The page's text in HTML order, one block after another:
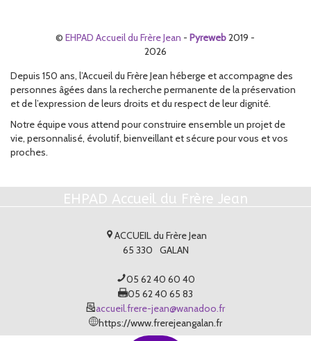
©EHPAD Accueil du Frère Jean -Pyreweb2019 -
2026
Depuis 150 ans, l’Accueil du Frère Jean héberge et accompagne des
personnes âgées dans la recherche permanente de la préservation
et de l’expression de leurs droits et du respect de leur dignité.
Notre équipe vous attend pour construire ensemble un projet de
vie, personnalisé, évolutif, bienveillant et sécure pour vous et vos
proches.
EHPAD Accueil du Frère Jean
ACCUEIL du Frère Jean
65 330
GALAN
05 62 40 60 40
05 62 40 65 83
accueil.frere-jean@wanadoo.fr
https://www.frerejeangalan.fr